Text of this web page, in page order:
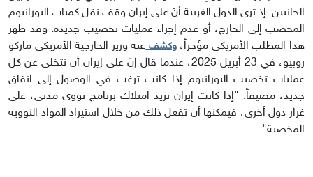
الجانبين. إذ ترى الدول الغربية أنّ على إيران وقف نقل كميات اليورانيوم
المخصب إلى الخارج، أو عدم إجراء عمليات تخصيب جديدة. وقد ظهر
هذا المطلب الأمريكي مؤخراً،وكشفعنه وزير الخارجية الأمريكي ماركو
روبيو، في 23 أبريل 2025، عندما قال إنّ على إيران أن تتخلى عن كل
عمليات تخصيب اليورانيوم إذا كانت ترغب في الوصول إلى اتفاق
جديد، مضيفاً: "إذا كانت إيران تريد امتلاك برنامج نووي مدني، على
غرار دول أخرى، فيمكنها أن تفعل ذلك من خلال استيراد المواد النووية
المخصبة".